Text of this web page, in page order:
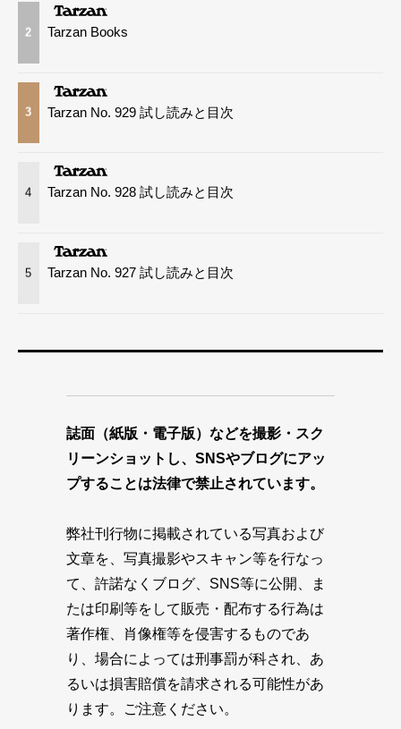
2 Tarzan Books
3 Tarzan No. 929 試し読みと目次
4 Tarzan No. 928 試し読みと目次
5 Tarzan No. 927 試し読みと目次
誌面（紙版・電子版）などを撮影・スク
リーンショットし、SNSやブログにアッ
プすることは法律で禁止されています。
弊社刊行物に掲載されている写真および
文章を、写真撮影やスキャン等を行なっ
て、許諾なくブログ、SNS等に公開、ま
たは印刷等をして販売・配布する行為は
著作権、肖像権等を侵害するものであ
り、場合によっては刑事罰が科され、あ
るいは損害賠償を請求される可能性があ
ります。ご注意ください。